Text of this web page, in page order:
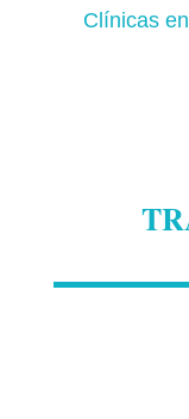
Clínicas